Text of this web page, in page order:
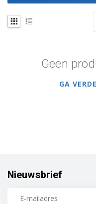
Geen
GA
Nieuwsbrief